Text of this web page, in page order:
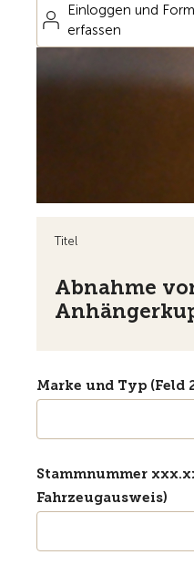
Einloggen und
erfassen
Titel
Abnahme
Marke und Typ (Feld
Stammnummer
Fahrzeugausweis)